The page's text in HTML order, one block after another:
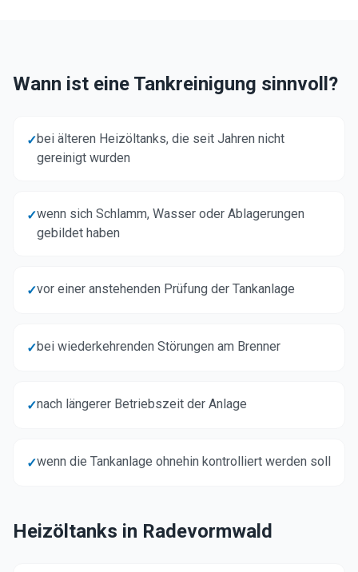
Wann ist eine Tankreinigung sinnvoll?
✓bei älteren Heizöltanks, die seit Jahren nicht
gereinigt wurden
✓wenn sich Schlamm, Wasser oder Ablagerungen
gebildet haben
✓vor einer anstehenden Prüfung der Tankanlage
✓bei wiederkehrenden Störungen am Brenner
✓nach längerer Betriebszeit der Anlage
✓wenn die Tankanlage ohnehin kontrolliert werden soll
Heizöltanks in Radevormwald